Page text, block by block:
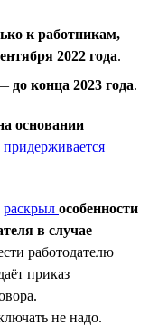
к работникам,
2022 года.
до конца 2023 года.
основании
придерживается
раскрыл особенности
в случае
работодателю
приказ
не надо.